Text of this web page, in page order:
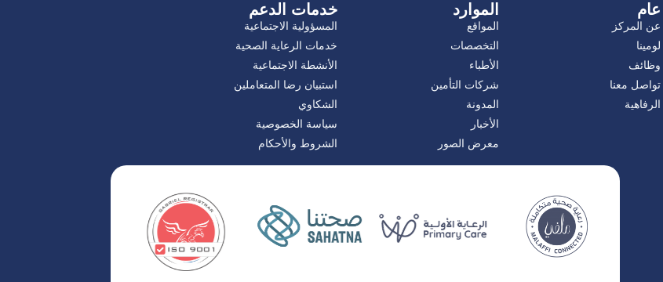
عام
عن المركز
لومينا
وظائف
تواصل معنا
الرفاهية
الموارد
المواقع
التخصصات
الأطباء
شركات التأمين
المدونة
الأخبار
معرض الصور
خدمات الدعم
المسؤولية الاجتماعية
خدمات الرعاية الصحية
الأنشطة الاجتماعية
استبيان رضا المتعاملين
الشكاوي
سياسة الخصوصية
الشروط والأحكام